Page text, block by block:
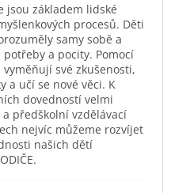
jsou základem lidské
procesů. Děti
samy sobě a
a pocity. Pomocí
své zkušenosti,
a učí se nové věci. K
dovedností velmi
předškolní vzdělávací
nejvíc můžeme rozvíjet
našich dětí